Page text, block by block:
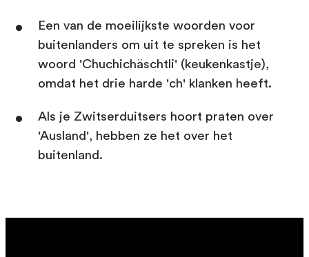
Een van de moeilijkste woorden voor
buitenlanders om uit te spreken is het
woord 'Chuchichäschtli' (keukenkastje),
omdat het drie harde 'ch' klanken heeft.
Als je Zwitserduitsers hoort praten over
'Ausland', hebben ze het over het
buitenland.